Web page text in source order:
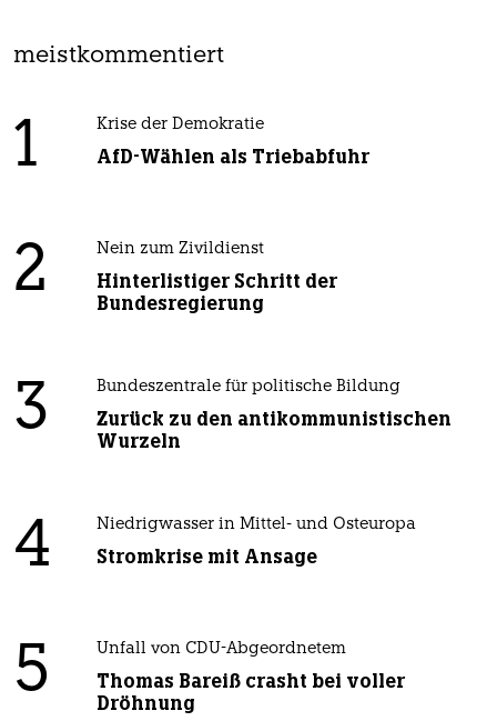
meistkommentiert
1 Krise der Demokratie
AfD-Wählen als Triebabfuhr
2 Nein zum Zivildienst
Hinterlistiger Schritt der
Bundesregierung
3 Bundeszentrale für politische Bildung
Zurück zu den antikommunistischen
Wurzeln
4 Niedrigwasser in Mittel- und Osteuropa
Stromkrise mit Ansage
5 Unfall von CDU-Abgeordnetem
Thomas Bareiß crasht bei voller
Dröhnung